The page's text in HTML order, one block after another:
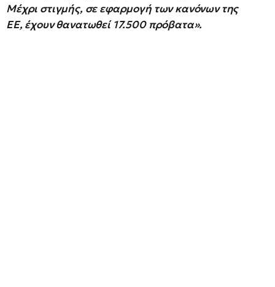
Μέχρι στιγμής, σε εφαρμογή των κανόνων της
ΕΕ, έχουν θανατωθεί 17.500 πρόβατα».